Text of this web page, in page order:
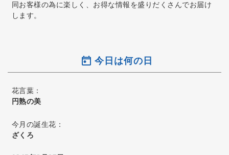
同お客様の為に楽しく、お得な情報を盛りだくさんでお届け
します。
今日は何の日
花言葉：
円熟の美
今月の誕生花：
ざくろ